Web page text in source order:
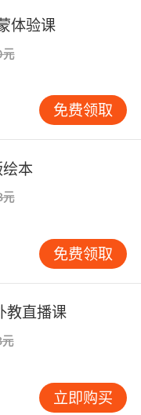
题目，家长就可
惯；有的孩子理
后让孩子多练习
握学习过的内容
到一些问题，幼
长要在充分了解
子的学习方法和
有所提高。
体验课
元
免费领取
本
元
免费领取
教直播课
立即购买